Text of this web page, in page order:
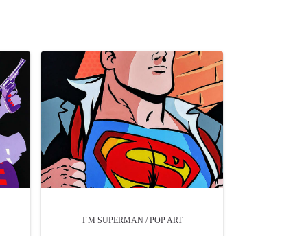
I´M SUPERMAN / POP ART